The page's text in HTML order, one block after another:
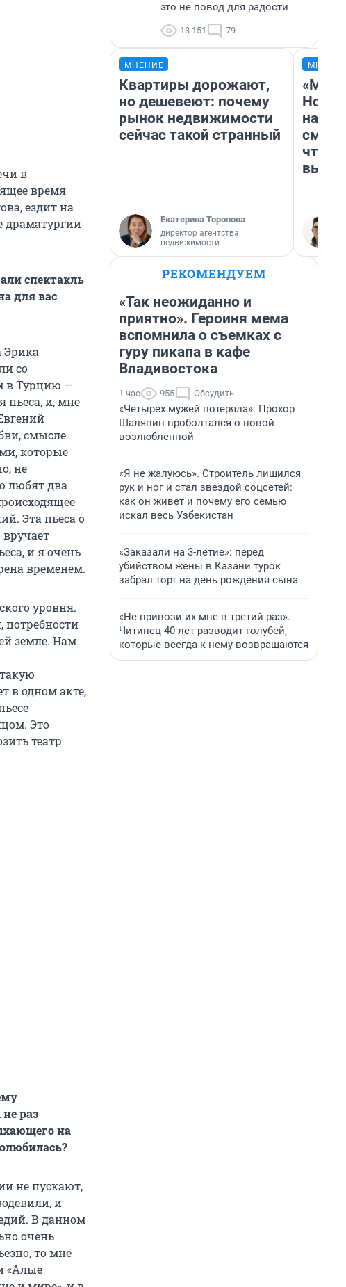
в
время
ездит на
драматургии
спектакль
для вас
Эрика
со
в Турцию —
пьеса, и, мне
смысле
которые
не
любят два
Эта пьеса о
вручает
и я очень
временем.
уровня.
потребности
земле. Нам
в одном акте,
Это
театр
раз
на
не пускают,
и
В данном
очень
то мне
«Алые
это не повод для радости
13 151 79
МНЕНИЕ
Квартиры дорожают,
но дешевеют: почему
рынок недвижимости
сейчас такой странный
Екатерина Торопова
директор агентства
недвижимости
«Мы
РЕКОМЕНДУЕМ
«Так неожиданно и
приятно». Героиня мема
вспомнила о съемках с
гуру пикапа в кафе
Владивостока
1 час 955 Обсудить
«Четырех мужей потеряла»: Прохор
Шаляпин проболтался о новой
возлюбленной
«Я не жалуюсь». Строитель лишился
рук и ног и стал звездой соцсетей:
как он живет и почему его семью
искал весь Узбекистан
«Заказали на 3-летие»: перед
убийством жены в Казани турок
забрал торт на день рождения сына
«Не привози их мне в третий раз».
Читинец 40 лет разводит голубей,
которые всегда к нему возвращаются